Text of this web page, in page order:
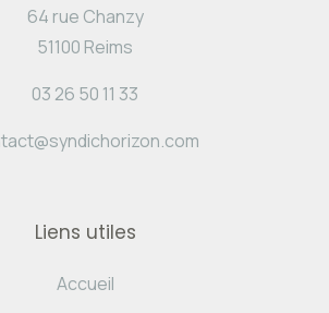
64 rue Chanzy
51100 Reims
03 26 50 11 33
Liens utiles
Accueil